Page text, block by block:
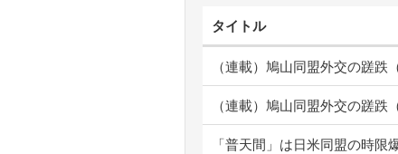
タイトル
（連載）鳩山同盟外交の蹉跌
（連載）鳩山同盟外交の蹉跌
「普天間」は日米同盟の時限